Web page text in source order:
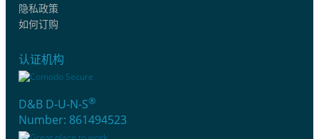
隐私政策
如何订购
认证机构
D&B D-U-N-S®
Number: 861494523